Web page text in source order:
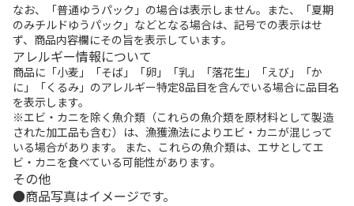
なお、「普通ゆうパック」の場合は表示しません。また、「夏期
のみチルドゆうパック」などとなる場合は、記号での表示はせ
ず、商品内容欄にその旨を表示しています。
アレルギー情報について
商品に「小麦」「そば」「卵」「乳」「落花生」「えび」「か
に」「くるみ」のアレルギー特定8品目を含んでいる場合に品目名
を表示します。
※エビ・カニを除く魚介類（これらの魚介類を原材料として製造
された加工品も含む）は、漁獲漁法によりエビ・カニが混じって
いる場合があります。 また、これらの魚介類は、エサとしてエ
ビ・カニを食べている可能性があります。
その他
商品写真はイメージです。